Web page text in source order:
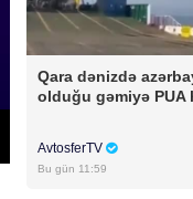
Qara dənizdə
olduğu gəmiyə PUA
AvtosferTV
Bu gün 11:59